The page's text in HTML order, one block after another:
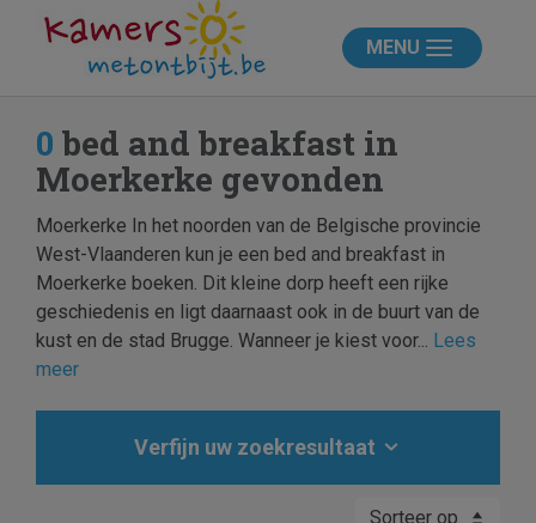
MENU
0 bed and breakfast in
Moerkerke gevonden
Moerkerke In het noorden van de Belgische provincie
West-Vlaanderen kun je een bed and breakfast in
Moerkerke boeken. Dit kleine dorp heeft een rijke
geschiedenis en ligt daarnaast ook in de buurt van de
kust en de stad Brugge. Wanneer je kiest voor... Lees
meer
Verfijn uw zoekresultaat
Sorteer op